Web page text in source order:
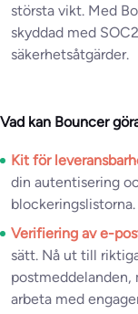
största vikt. Med
skyddad med
säkerhetsåtgärder.
Vad kan Bouncer
Kit för
din autentisering
blockeringslistorna.
Verifiering av e-
sätt. Nå ut till
postmeddelanden,
arbeta med